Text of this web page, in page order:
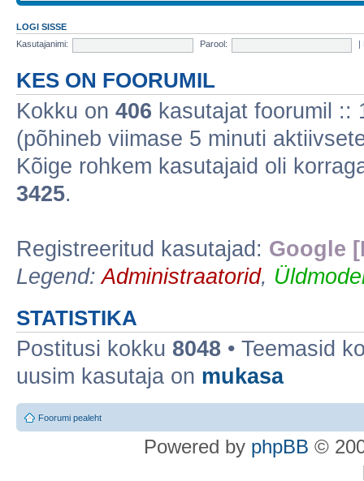
LOGI SISSE
Kasutajanimi:
Parool:
KES ON FOORUMIL
Kokku on 406 kasutajat foorumil ::
(põhineb viimase 5 minuti
Kõige rohkem kasutajaid oli
3425.
Registreeritud kasutajad: Google
Legend:Administraatorid,
STATISTIKA
Postitusi kokku 8048 • Teemasid
uusim kasutaja on mukasa
Foorumi pealeht
Powered by phpBB ©